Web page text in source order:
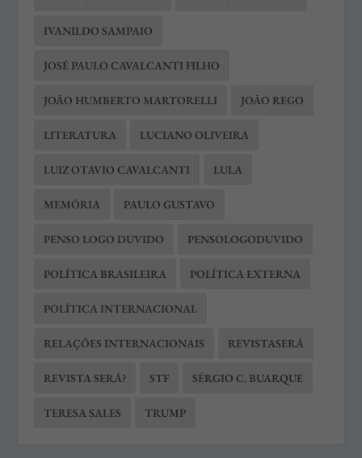
IVANILDO SAMPAIO
JOSÉ PAULO CAVALCANTI FILHO
JOÃO HUMBERTO MARTORELLI JOÃO REGO
LITERATURA LUCIANO OLIVEIRA
LUIZ OTAVIO CAVALCANTI LULA
MEMÓRIA PAULO GUSTAVO
PENSO LOGO DUVIDO PENSOLOGODUVIDO
POLÍTICA BRASILEIRA POLÍTICA EXTERNA
POLÍTICA INTERNACIONAL
RELAÇÕES INTERNACIONAIS REVISTASERÁ
REVISTA SERÁ? STF SÉRGIO C. BUARQUE
TERESA SALES TRUMP